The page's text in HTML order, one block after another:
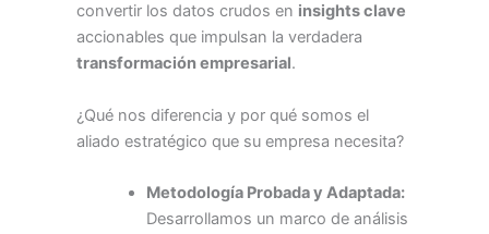
convertir los datos crudos en insights clave
accionables que impulsan la verdadera
transformación empresarial.
¿Qué nos diferencia y por qué somos el
aliado estratégico que su empresa necesita?
Metodología Probada y Adaptada:
Desarrollamos un marco de análisis